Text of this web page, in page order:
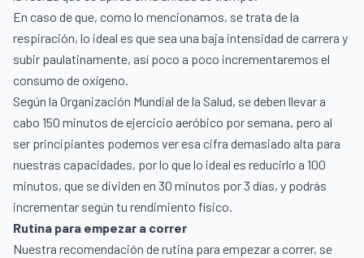
En caso de que, como lo mencionamos, se trata de la
respiración, lo ideal es que sea una baja intensidad de carrera y
subir paulatinamente, así poco a poco incrementaremos el
consumo de oxígeno.
Según la Organización Mundial de la Salud, se deben llevar a
cabo 150 minutos de ejercicio aeróbico por semana, pero al
ser principiantes podemos ver esa cifra demasiado alta para
nuestras capacidades, por lo que lo ideal es reducirlo a 100
minutos, que se dividen en 30 minutos por 3 días, y podrás
incrementar según tu rendimiento físico.
Rutina para empezar a correr
Nuestra recomendación de rutina para empezar a correr, se